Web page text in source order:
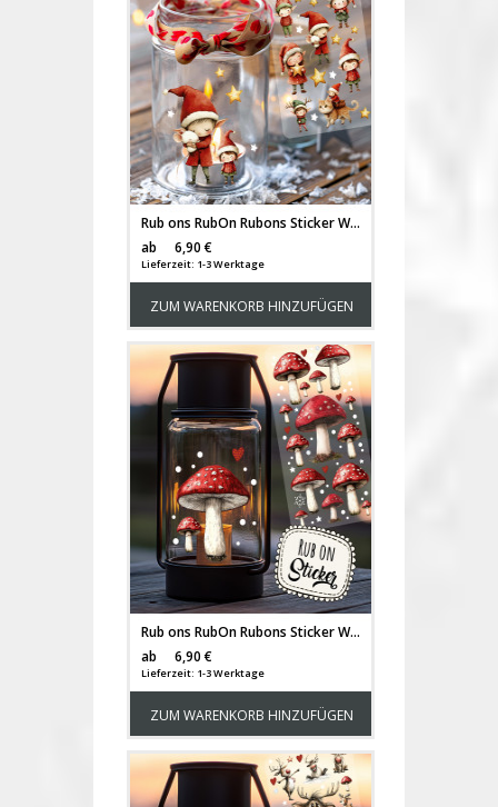
Rub ons RubOn Rubons Sticker Weihnachten Weihnachtssticker Weihnachtsmotive Tiere Wichtel Weihnachtswichtel Zwerge DIN lang rb31
ab
6,90 €
Lieferzeit: 1-3 Werktage
ZUM WARENKORB HINZUFÜGEN
Rub ons RubOn Rubons Sticker Weihnachten Weihnachtssticker Weihnachtsmotive Tiere Fliegenpilze Fliegenpilz Pilze Elch DIN lang rb36
ab
6,90 €
Lieferzeit: 1-3 Werktage
ZUM WARENKORB HINZUFÜGEN